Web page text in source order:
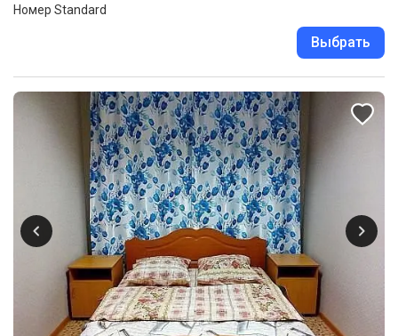
Номер Standard
Выбрать